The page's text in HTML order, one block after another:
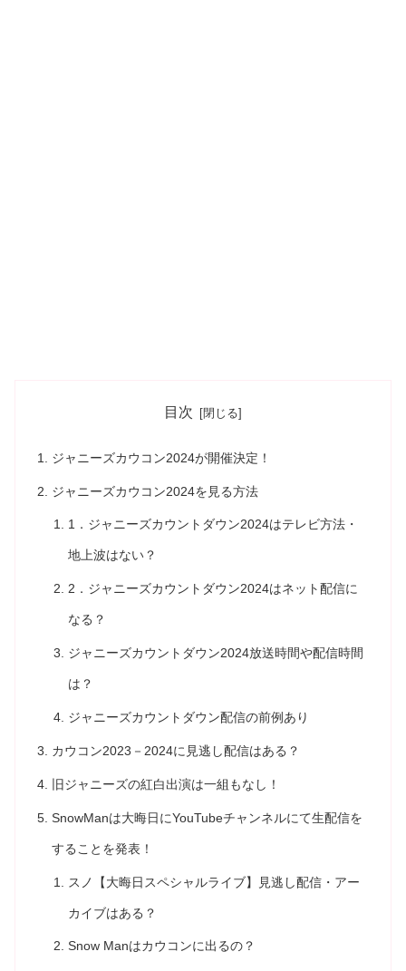
目次
ジャニーズカウコン2024が開催決定！
ジャニーズカウコン2024を見る方法
1．ジャニーズカウントダウン2024はテレビ方法・
地上波はない？
2．ジャニーズカウントダウン2024はネット配信に
なる？
ジャニーズカウントダウン2024放送時間や配信時間
は？
ジャニーズカウントダウン配信の前例あり
カウコン2023－2024に見逃し配信はある？
旧ジャニーズの紅白出演は一組もなし！
SnowManは大晦日にYouTubeチャンネルにて生配信を
することを発表！
スノ【大晦日スペシャルライブ】見逃し配信・アー
カイブはある？
Snow Manはカウコンに出るの？